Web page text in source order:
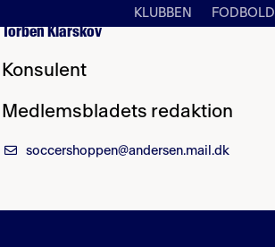
KLUBBEN
Torben Klarskov
Konsulent
Medlemsbladets redaktion
soccershoppen@andersen.mail.dk